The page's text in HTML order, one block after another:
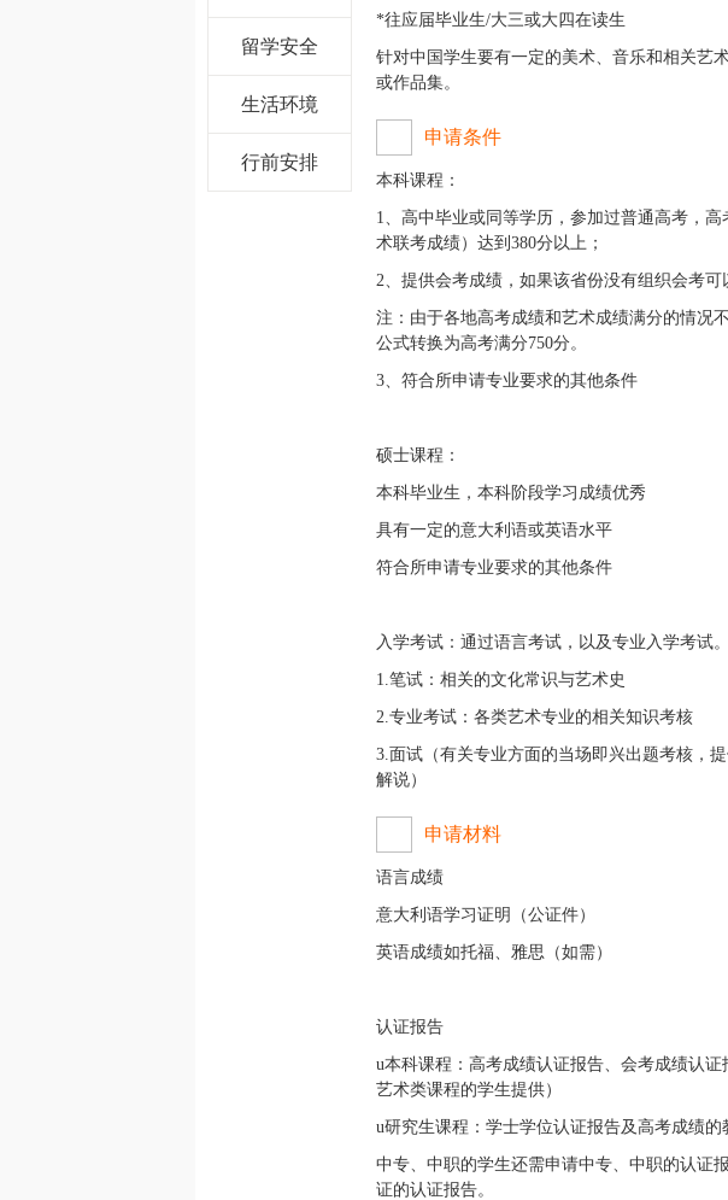
留学安全
生活环境
行前安排
*往应届毕业生/大三或大四在读生
针对中国学生要有一定的美术、音乐和相关艺
或作品集。
申请条件
本科课程：
1、高中毕业或同等学历，参加过普通高考，
术联考成绩）达到380分以上；
2、提供会考成绩，如果该省份没有组织会考可
注：由于各地高考成绩和艺术成绩满分的情况
公式转换为高考满分750分。
3、符合所申请专业要求的其他条件
硕士课程：
本科毕业生，本科阶段学习成绩优秀
具有一定的意大利语或英语水平
符合所申请专业要求的其他条件
入学考试：通过语言考试，以及专业入学考试。
1.笔试：相关的文化常识与艺术史
2.专业考试：各类艺术专业的相关知识考核
3.面试（有关专业方面的当场即兴出题考核，
解说）
申请材料
语言成绩
意大利语学习证明（公证件）
英语成绩如托福、雅思（如需）
认证报告
u本科课程：高考成绩认证报告、会考成绩认
艺术类课程的学生提供）
u研究生课程：学士学位认证报告及高考成绩的
中专、中职的学生还需申请中专、中职的认证
证的认证报告。